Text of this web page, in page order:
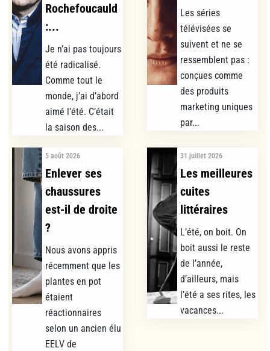
Rochefoucauld
:...
Je n’ai pas toujours
été radicalisé.
Comme tout le
monde, j’ai d’abord
aimé l’été. C’était
la saison des...
Les séries
télévisées se
suivent et ne se
ressemblent pas :
conçues comme
des produits
marketing uniques
par...
5 août 2026
Enlever ses
chaussures
est-il de droite
?
Nous avons appris
récemment que les
plantes en pot
étaient
réactionnaires
selon un ancien élu
EELV de
31 juillet 2026
Les meilleures
cuites
littéraires
L’été, on boit. On
boit aussi le reste
de l’année,
d’ailleurs, mais
l’été a ses rites, les
vacances...